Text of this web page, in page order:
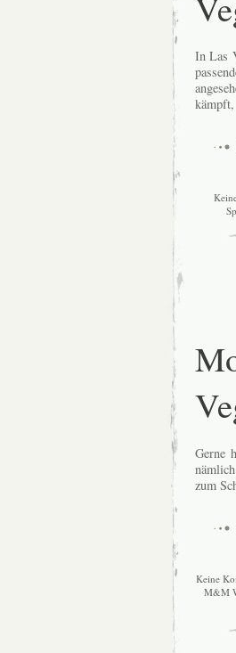
In Las
kämpft,
Gerne
zum
Keine
M&M